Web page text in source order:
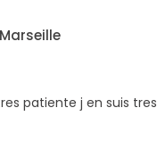
patiente j en suis tres